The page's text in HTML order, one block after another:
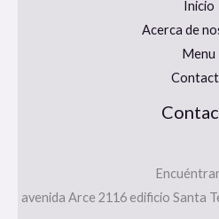
Inicio
Acerca de
Menu
avenida Arce 2116 edificio Santa